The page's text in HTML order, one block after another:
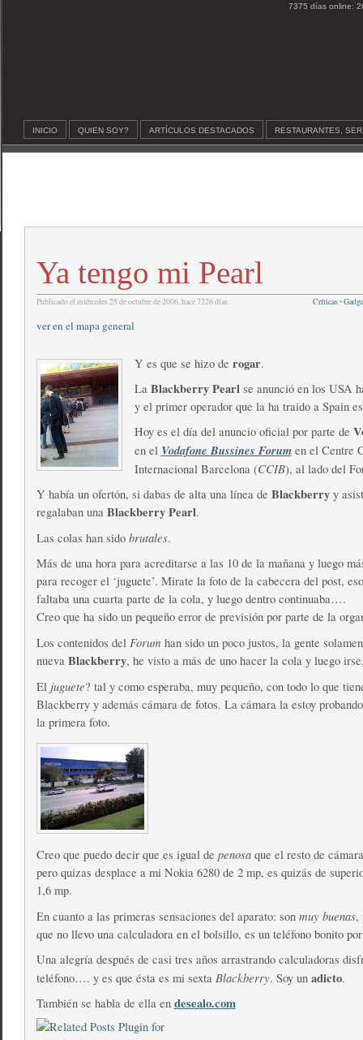
7375 días online:
INICIO QUIEN SOY? ARTÍCULOS DESTACADOS RESTAURANTES,
Ya tengo mi Pearl
Publicado el miércoles 25 de octubre de 2006, hace 7226 días. Críticas•
ver en el mapa general
Y es que se hizo de rogar.
La Blackberry Pearlse anunció en los USA
y el primer operador que la ha traido a Spain
Hoy es el día del anuncio oficial por parte de
en el Vodafone Bussines Forum en el Centre
Internacional Barcelona (CCIB), al lado del
Y había un ofertón, si dabas de alta una línea de Blackberry y
regalaban una Blackberry Pearl.
Las colas han sido brutales.
Más de una hora para acreditarse a las 10 de la mañana y luego
para recoger el ‘juguete’. Mirate la foto de la cabecera del post,
faltaba una cuarta parte de la cola, y luego dentro continuaba….
Creo que ha sido un pequeño error de previsión por parte de la
Los contenidos del Forum han sido un poco justos, la gente
nueva Blackberry, he visto a más de uno hacer la cola y luego
El juguete? tal y como esperaba, muy pequeño, con todo lo que
Blackberry y además cámara de fotos. La cámara la estoy
la primera foto.
Creo que puedo decir que es igual de penosa que el resto de
pero quizas desplace a mi Nokia 6280 de 2 mp, es quizás de
1,6 mp.
En cuanto a las primeras sensaciones del aparato: son muy buenas,
que no llevo una calculadora en el bolsillo, es un teléfono bonito
Una alegría después de casi tres años arrastrando calculadoras
teléfono…. y es que ésta es mi sexta Blackberry. Soy un adicto.
También se habla de ella en desealo.com